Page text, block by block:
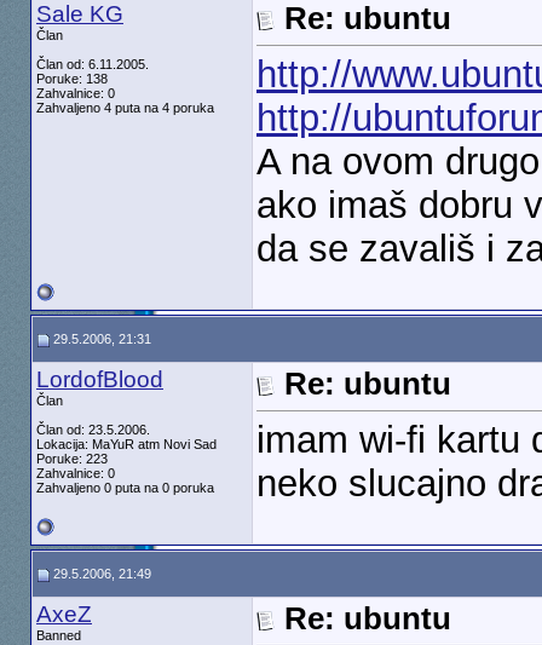
Sale KG
Član
Član od: 6.11.2005.
Poruke: 138
Zahvalnice: 0
Zahvaljeno 4 puta na 4 poruka
Re: ubuntu
http://
http://
A na ovom
ako imaš dobru
da se zavališ i
29.5.2006, 21:31
LordofBlood
Član
Član od: 23.5.2006.
Lokacija: MaYuR atm Novi Sad
Poruke: 223
Zahvalnice: 0
Zahvaljeno 0 puta na 0 poruka
Re: ubuntu
imam wi-fi kartu
neko slucajno
29.5.2006, 21:49
AxeZ
Banned
Re: ubuntu